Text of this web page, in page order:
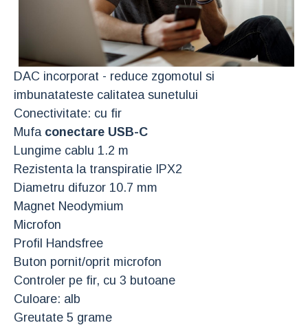
DAC incorporat - reduce zgomotul si
imbunatateste calitatea sunetului
Conectivitate: cu fir
Mufa conectare USB-C
Lungime cablu 1.2 m
Rezistenta la transpiratie IPX2
Diametru difuzor 10.7 mm
Magnet Neodymium
Microfon
Profil Handsfree
Buton pornit/oprit microfon
Controler pe fir, cu 3 butoane
Culoare: alb
Greutate 5 grame